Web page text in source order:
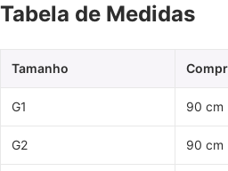
Tabela de Medidas
Tamanho
G1 90 cm
G2 90 cm